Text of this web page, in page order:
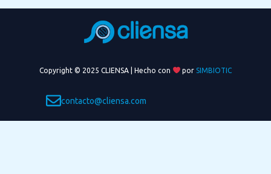
Copyright © 2025 CLIENSA | Hecho con por SIMBIOTIC
contacto@cliensa.com